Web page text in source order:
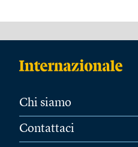
Chi siamo
Contattaci